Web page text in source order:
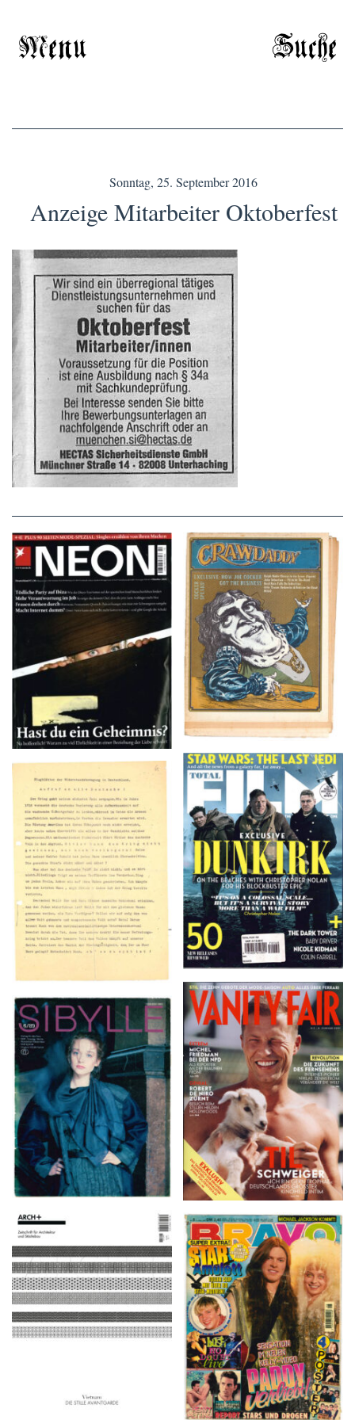
Menu Suche
Sonntag, 25. September 2016
Anzeige Mitarbeiter Oktoberfest
NEON – OKTOBER
2008
Crawdaddy – June/11/72
TOTAL FILM #260 –
SUMMER 2017
Flugblätter der Weissen
Rose – V, Januar 1943
VANITY FAIR – Nr. 7 –
8. Februar 2007
SIBYLLE 6/89
ARCH+ Nr. 226, Herbst
2016
BRAVO – Nr. 8, 13. Febr.
1997